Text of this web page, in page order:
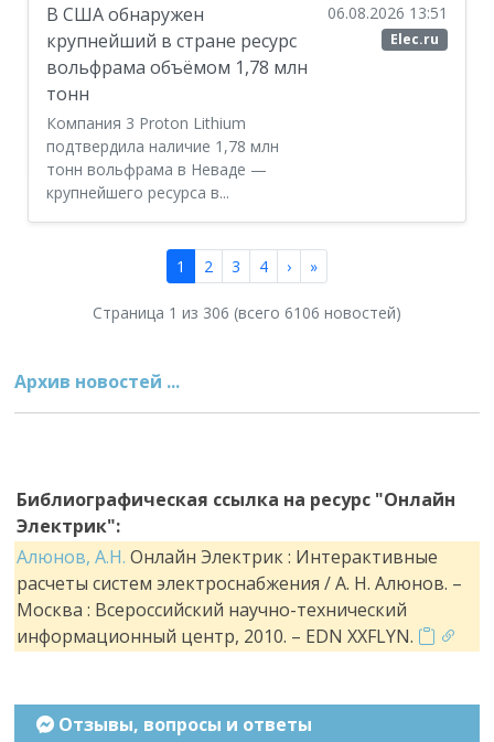
В США обнаружен
крупнейший в стране ресурс
вольфрама объёмом 1,78 млн
тонн
Компания 3 Proton Lithium
подтвердила наличие 1,78 млн
тонн вольфрама в Неваде —
крупнейшего ресурса в...
06.08.2026 13:51
Elec.ru
1 2 3 4 › »
Страница 1 из 306 (всего 6106 новостей)
Архив новостей ...
Библиографическая ссылка на ресурс "Онлайн
Электрик":
Алюнов, А.Н. Онлайн Электрик : Интерактивные
расчеты систем электроснабжения / А. Н. Алюнов. –
Москва : Всероссийский научно-технический
информационный центр, 2010. – EDN XXFLYN.
Отзывы, вопросы и ответы